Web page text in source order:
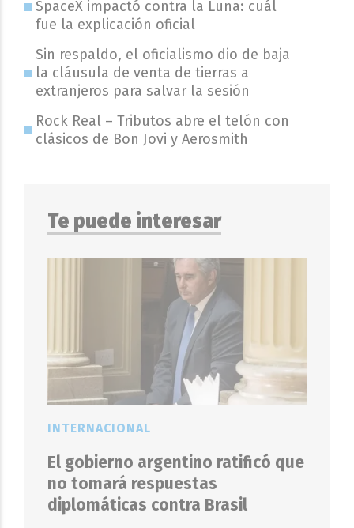
SpaceX impactó contra la Luna: cuál
fue la explicación oficial
Sin respaldo, el oficialismo dio de baja
la cláusula de venta de tierras a
extranjeros para salvar la sesión
Rock Real – Tributos abre el telón con
clásicos de Bon Jovi y Aerosmith
Te puede interesar
El gobierno argentino ratificó que
no tomará respuestas
diplomáticas contra Brasil
INTERNACIONAL